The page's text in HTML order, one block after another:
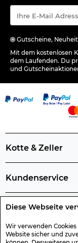
Diese Webseite
Wir verwenden
Website sicher und
Gutscheine,
Mit dem kostenlosen
dem Laufenden. Du
und
Kotte & Zeller
Kundenservice
Rechtliche
Geschenk-